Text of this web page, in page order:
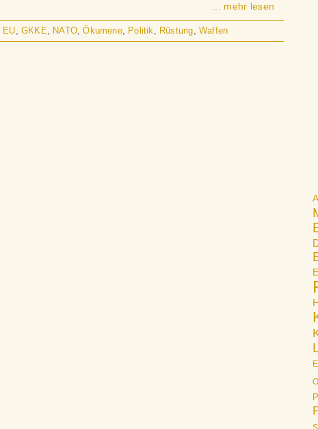
... mehr lesen
EU,GKKE, NATO,Ökumene, Politik, Rüstung, Waffen